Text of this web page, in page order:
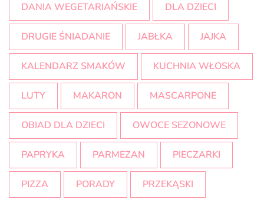
DANIA WEGETARIAŃSKIE DLA DZIECI
DRUGIE ŚNIADANIE JABŁKA JAJKA
KALENDARZ SMAKÓW KUCHNIA WŁOSKA
LUTY MAKARON MASCARPONE
OBIAD DLA DZIECI OWOCE SEZONOWE
PAPRYKA PARMEZAN PIECZARKI
PIZZA PORADY PRZEKĄSKI